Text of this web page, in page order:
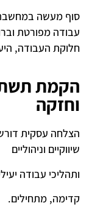
סוף מעשה במחשבה
עבודה מפורטת
חלוקת העבודה,
הקמת
וחזקה
הצלחה עסקית
שיווקיים וניהוליים
ותהליכי עבודה
קדימה, מתחילים.